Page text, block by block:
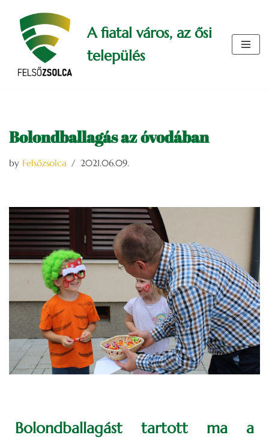
Skip
content
A fiatal város, az ősi
település
Bolondballagás az óvodában
by Felsőzsolca 2021.06.09.
Bolondballagást tartott ma a